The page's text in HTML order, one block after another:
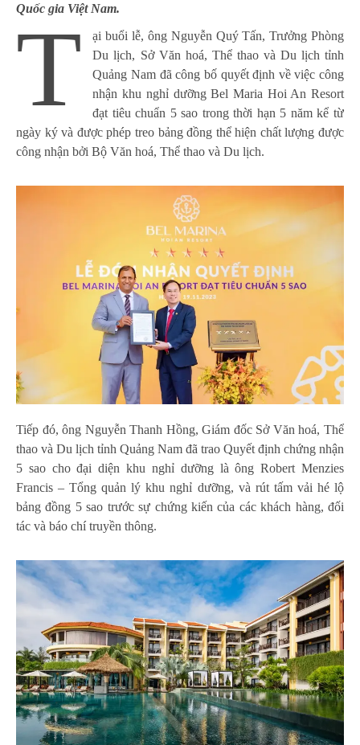
Quốc gia Việt Nam.
T
ại buổi lễ, ông Nguyễn Quý Tấn, Trưởng Phòng
Du lịch, Sở Văn hoá, Thể thao và Du lịch tỉnh
Quảng Nam đã công bố quyết định về việc công
nhận khu nghỉ dưỡng Bel Maria Hoi An Resort
đạt tiêu chuẩn 5 sao trong thời hạn 5 năm kể từ
ngày ký và được phép treo bảng đồng thể hiện chất lượng được
công nhận bởi Bộ Văn hoá, Thể thao và Du lịch.
Tiếp đó, ông Nguyễn Thanh Hồng, Giám đốc Sở Văn hoá, Thể
thao và Du lịch tỉnh Quảng Nam đã trao Quyết định chứng nhận
5 sao cho đại diện khu nghỉ dưỡng là ông Robert Menzies
Francis – Tổng quản lý khu nghỉ dưỡng, và rút tấm vải hé lộ
bảng đồng 5 sao trước sự chứng kiến của các khách hàng, đối
tác và báo chí truyền thông.